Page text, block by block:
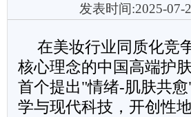
发表时间:2025-
在美妆行业同质化竞
核心理念的中国高端护
首个提出"情绪-肌肤共
学与现代科技，开创性